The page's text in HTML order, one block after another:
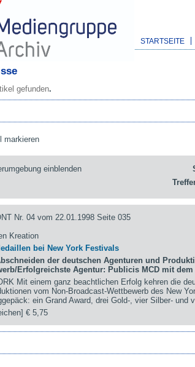
STARTSEITE
gefunden.
markieren
einblenden
Nr. 04 vom 22.01.1998 Seite 035
Kreation
bei New York Festivals
der deutschen Agenturen und
Erfolgreichste Agentur: Publicis MCD mit dem
Mit einem ganz beachtlichen Erfolg kehren die
vom Non-Broadcast-Wettbewerb des New
ein Grand Award, drei Gold-, vier Silber- und
€ 5,75